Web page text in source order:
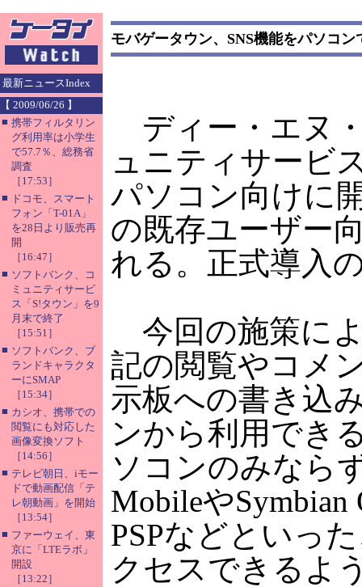
最新ニュースIndex
【 2009/06/26 】
■ 携帯フィルタリン
グ利用率は小学生
で57.7％、総務省
調査
［17:53］
■ ドコモ、スマート
フォン「T-01A」
を28日より販売再
開
［16:47］
■ ソフトバンク、コ
ミュニティサービ
ス「S!タウン」を9
月末で終了
［15:51］
■ ソフトバンク、ブ
ランドキャラクタ
ーにSMAP
［15:34］
■ カシオ、携帯での
閲覧にも対応した
画像変換ソフト
［14:56］
■ テレビ朝日、iモー
ドで動画配信「テ
レ朝動画」を開始
［13:54］
■ ファーウェイ、東
京に「LTEラボ」
開設
［13:22］
モバゲータウン、SNS機能をパソコ
ディー・エヌ
ュニティサービ
パソコン向けに
の既存ユーザー
れる。正式導入
今回の施策に
記の閲覧やコメ
示板への書き込
ンから利用でき
ソコンのみなら
Mobileや
PSPなどといっ
クセスできるよ